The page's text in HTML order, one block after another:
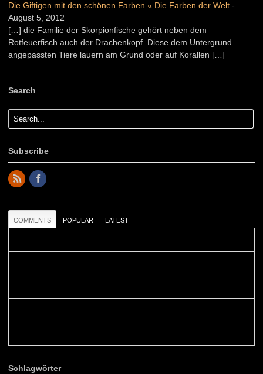
Die Giftigen mit den schönen Farben « Die Farben der Welt -
August 5, 2012
[…] die Familie der Skorpionfische gehört neben dem
Rotfeuerfisch auch der Drachenkopf. Diese dem Untergrund
angepassten Tiere lauern am Grund oder auf Korallen […]
Search
Subscribe
COMMENTS POPULAR LATEST
Schlagwörter